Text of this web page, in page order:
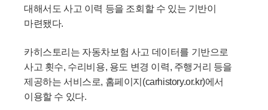
대해서도 사고 이력 등을 조회할 수 있는 기반이
마련됐다.
카히스토리는 자동차보험 사고 데이터를 기반으로
사고 횟수, 수리비용, 용도 변경 이력, 주행거리 등을
제공하는 서비스로, 홈페이지(carhistory.or.kr)에서
이용할 수 있다.